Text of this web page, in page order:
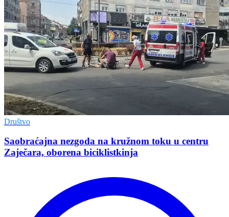
Društvo
Saobraćajna nezgoda na kružnom toku u centru
Zaječara, oborena biciklistkinja